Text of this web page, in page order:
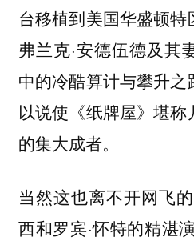
台移植到美国华盛顿
弗兰克·安德伍德及其
中的冷酷算计与攀升
以说使《纸牌屋》堪
的集大成者。
当然这也离不开网飞
西和罗宾·怀特的精湛